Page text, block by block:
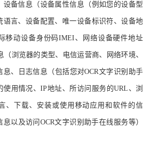
设备信息（设备属性信息（例如您的设备型
语言、设备配置、唯一设备标识符、设备地
移动设备身份码IMEI、网络设备硬件地址
浏览器的类型、电信运营商、网络环境、
、日志信息（包括您对OCR文字识别助手
用情况、IP地址、所访问服务的URL、浏
、下载、安装或使用移动应用和软件的信
以及访问OCR文字识别助手在线服务等）